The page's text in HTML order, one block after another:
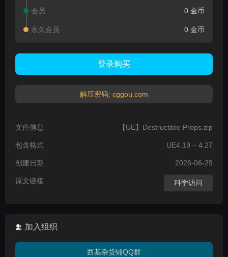
会员 0 金币
永久会员 0 金币
登录购买
解压密码: cggou.com
文件信息 【UE】Destructible Props.zip
包含格式 UE4.19 – 4.27
创建日期 2026-06-29
原文链接 科学访问
加入组织
西基杂货铺QQ群